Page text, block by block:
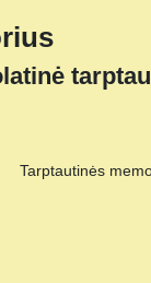
Tarptautinės